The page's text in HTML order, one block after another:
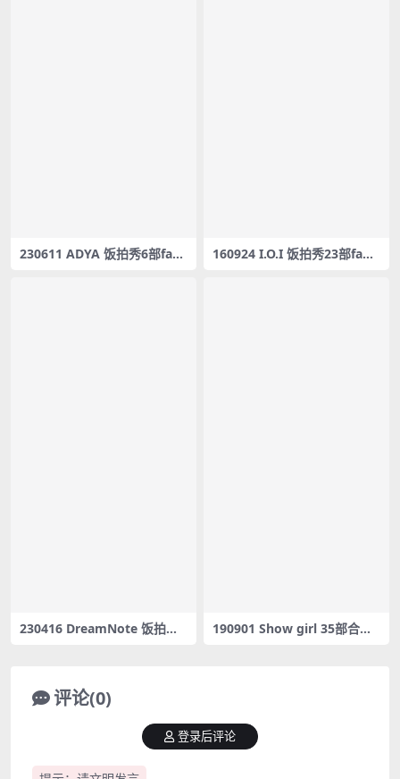
230611 ADYA 饭拍秀6部fanc
160924 I.O.I 饭拍秀23部fanc
230416 DreamNote 饭拍秀8
190901 Show girl 35部合集
评论(0)
登录后评论